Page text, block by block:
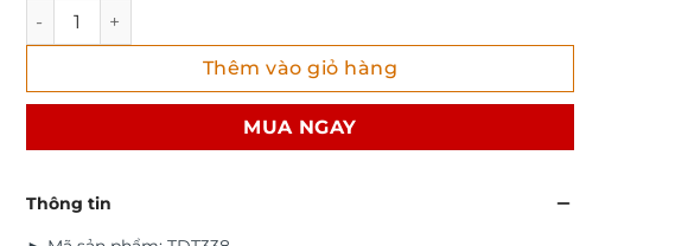
gốc
là:
290.000 ₫.
hiện
tại
là:
Tranh dán tường khổ lớn phong cảnh thiên nhiên TDT338 số lượng
Thêm vào giỏ hàng
MUA NGAY
Thông tin